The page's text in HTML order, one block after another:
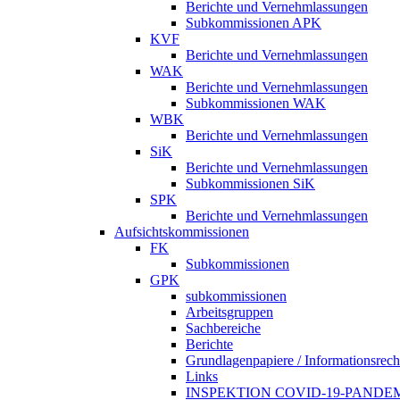
Berichte und Vernehmlassungen
Subkommissionen APK
KVF
Berichte und Vernehmlassungen
WAK
Berichte und Vernehmlassungen
Subkommissionen WAK
WBK
Berichte und Vernehmlassungen
SiK
Berichte und Vernehmlassungen
Subkommissionen SiK
SPK
Berichte und Vernehmlassungen
Aufsichtskommissionen
FK
Subkommissionen
GPK
subkommissionen
Arbeitsgruppen
Sachbereiche
Berichte
Grundlagenpapiere /
Links
INSPEKTION COVID-19-